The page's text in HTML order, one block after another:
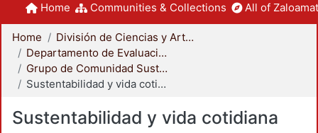
Home Communities & Collections All of
Home
División de Ciencias y Artes para el Diseño
Departamento de Evaluación del Diseño en el Tiempo
Grupo de Comunidad Sustentable
Sustentabilidad y vida cotidiana
Sustentabilidad y vida cotidiana